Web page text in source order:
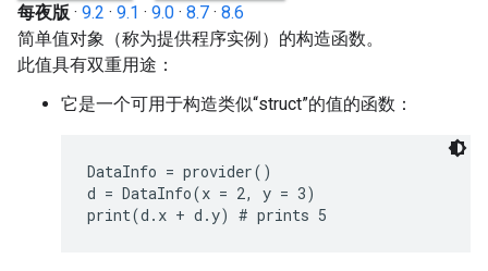
每夜版 · 9.2 · 9.1 · 9.0 · 8.7 · 8.6
简单值对象（称为提供程序实例）的构造函数。
此值具有双重用途：
它是一个可用于构造类似“struct”的值的函数：
DataInfo = provider()
d = DataInfo(x = 2, y = 3)
print(d.x + d.y) # prints 5